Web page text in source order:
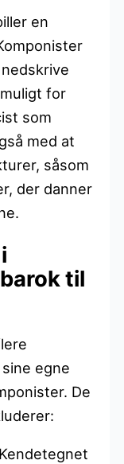
en
for
som
med at
såsom
der danner
til
egne
De